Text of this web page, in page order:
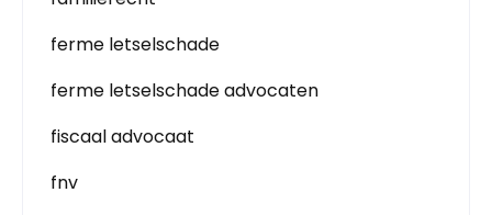
ferme letselschade
ferme letselschade advocaten
fiscaal advocaat
fnv